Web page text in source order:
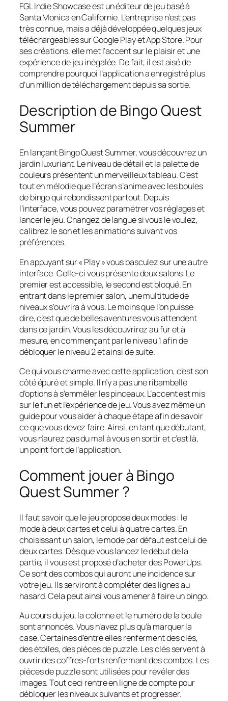
FGL Indie Showcase est un éditeur de jeu basé à
Santa Monica en Californie. L’entreprise n’est pas
très connue, mais a déjà développée quelques jeux
téléchargeables sur Google Play et App Store. Pour
ses créations, elle met l’accent sur le plaisir et une
expérience de jeu inégalée. De fait, il est aisé de
comprendre pourquoi l’application a enregistré plus
d’un million de téléchargement depuis sa sortie.
Description de Bingo Quest
Summer
En lançant Bingo Quest Summer, vous découvrez un
jardin luxuriant. Le niveau de détail et la palette de
couleurs présentent un merveilleux tableau. C’est
tout en mélodie que l’écran s’anime avec les boules
de bingo qui rebondissent partout. Depuis
l’interface, vous pouvez paramétrer vos réglages et
lancer le jeu. Changez de langue si vous le voulez,
calibrez le son et les animations suivant vos
préférences.
En appuyant sur « Play » vous basculez sur une autre
interface. Celle-ci vous présente deux salons. Le
premier est accessible, le second est bloqué. En
entrant dans le premier salon, une multitude de
niveaux s’ouvrira à vous. Le moins que l’on puisse
dire, c’est que de belles aventures vous attendent
dans ce jardin. Vous les découvrirez au fur et à
mesure, en commençant par le niveau 1 afin de
débloquer le niveau 2 et ainsi de suite.
Ce qui vous charme avec cette application, c’est son
côté épuré et simple. Il n’y a pas une ribambelle
d’options à s’emmêler les pinceaux. L’accent est mis
sur le fun et l’expérience de jeu. Vous avez même un
guide pour vous aider à chaque étape afin de savoir
ce que vous devez faire. Ainsi, en tant que débutant,
vous n’aurez pas du mal à vous en sortir et c’est là,
un point fort de l’application.
Comment jouer à Bingo
Quest Summer ?
Il faut savoir que le jeu propose deux modes : le
mode à deux cartes et celui à quatre cartes. En
choisissant un salon, le mode par défaut est celui de
deux cartes. Dès que vous lancez le début de la
partie, il vous est proposé d’acheter des PowerUps.
Ce sont des combos qui auront une incidence sur
votre jeu. Ils serviront à compléter des lignes au
hasard. Cela peut ainsi vous amener à faire un bingo.
Au cours du jeu, la colonne et le numéro de la boule
sont annoncés. Vous n’avez plus qu’à marquer la
case. Certaines d’entre elles renferment des clés,
des étoiles, des pièces de puzzle. Les clés servent à
ouvrir des coffres-forts renfermant des combos. Les
pièces de puzzle sont utilisées pour révéler des
images. Tout ceci rentre en ligne de compte pour
débloquer les niveaux suivants et progresser.